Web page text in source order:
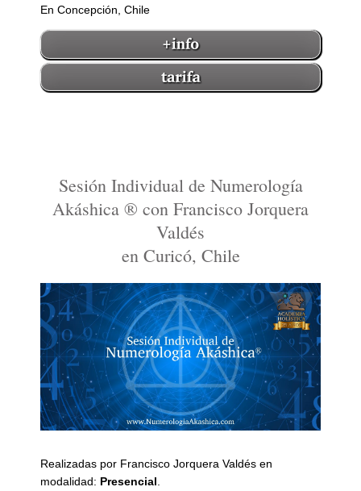
En Concepción, Chile
Sesión Individual de Numerología
Akáshica ® con Francisco Jorquera
Valdés
en Curicó, Chile
Realizadas por Francisco Jorquera Valdés en
modalidad: Presencial